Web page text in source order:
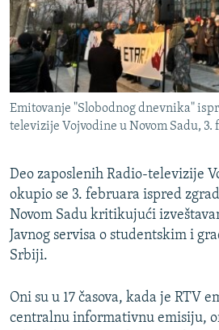
SPECIJALI RSE
VIŠE OD NASLOVA
GENOCID U SREBRENICI
POPLAVE I KLIZIŠTA U BIH 2024.
POST SCRIPTUM
MOJA EVROPA
TRI DECENIJE OD RATA U BIH
SVE KARTE DEJTONA
NASTANAK I RASPAD JUGOSLAVIJE
PRATITE NAS
Emitovanje "Slobodnog dnevnika"
televizije Vojvodine u Novom Sadu, 3.
Deo zaposlenih Radio-televizije
okupio se 3. februara ispred
Novom Sadu kritikujući
Javnog servisa o studentskim i
Srbiji.
Oni su u 17 časova, kada je RTV
centralnu informativnu emisiju,